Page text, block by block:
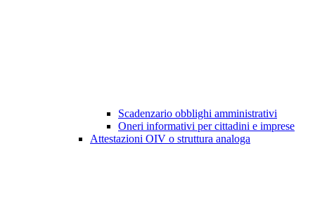
Scadenzario obblighi amministrativi
Oneri informativi per cittadini e imprese
Attestazioni OIV o struttura analoga